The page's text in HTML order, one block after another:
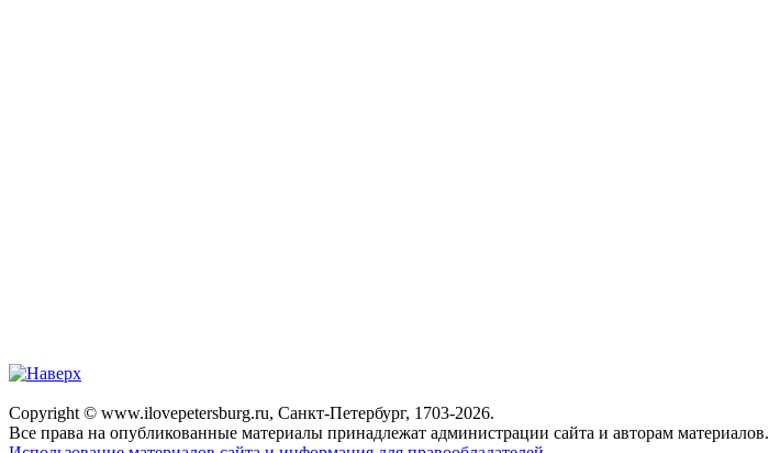
Copyright © www.ilovepetersburg.ru, Санкт-Петербург, 1703-2026.
Все права на опубликованные материалы принадлежат администрации сайта и авторам материалов.